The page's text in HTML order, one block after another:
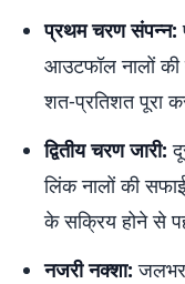
प्रथम चरण संपन्न:
आउटफॉल नालों की
शत-प्रतिशत पूरा
द्वितीय चरण जारी:
लिंक नालों की
के सक्रिय होने से
नजरी नक्शा: